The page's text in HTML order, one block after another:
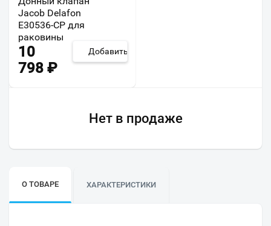
Jacob Delafon
E30536-CP для
раковины
10
798 ₽
Добавить
Нет в продаже
О ТОВАРЕ ХАРАКТЕРИСТИКИ